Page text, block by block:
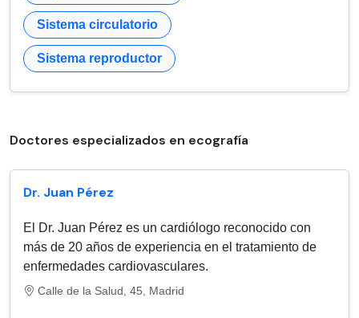
Sistema circulatorio
Sistema reproductor
Doctores especializados en ecografía
Dr. Juan Pérez
El Dr. Juan Pérez es un cardiólogo reconocido con
más de 20 años de experiencia en el tratamiento de
enfermedades cardiovasculares.
Calle de la Salud, 45, Madrid